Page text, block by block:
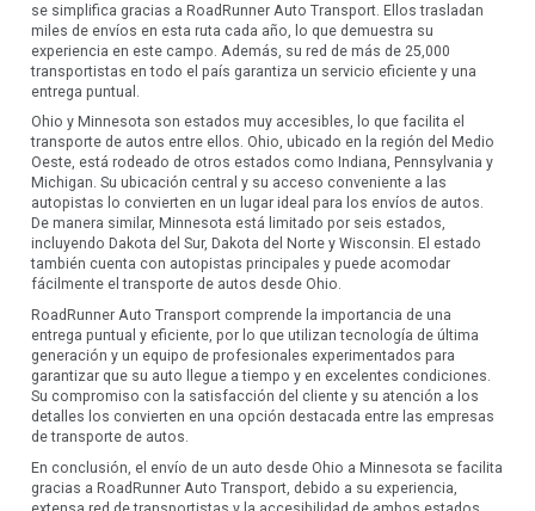
se simplifica gracias a RoadRunner Auto Transport. Ellos trasladan
miles de envíos en esta ruta cada año, lo que demuestra su
experiencia en este campo. Además, su red de más de 25,000
transportistas en todo el país garantiza un servicio eficiente y una
entrega puntual.
Ohio y Minnesota son estados muy accesibles, lo que facilita el
transporte de autos entre ellos. Ohio, ubicado en la región del Medio
Oeste, está rodeado de otros estados como Indiana, Pennsylvania y
Michigan. Su ubicación central y su acceso conveniente a las
autopistas lo convierten en un lugar ideal para los envíos de autos.
De manera similar, Minnesota está limitado por seis estados,
incluyendo Dakota del Sur, Dakota del Norte y Wisconsin. El estado
también cuenta con autopistas principales y puede acomodar
fácilmente el transporte de autos desde Ohio.
RoadRunner Auto Transport comprende la importancia de una
entrega puntual y eficiente, por lo que utilizan tecnología de última
generación y un equipo de profesionales experimentados para
garantizar que su auto llegue a tiempo y en excelentes condiciones.
Su compromiso con la satisfacción del cliente y su atención a los
detalles los convierten en una opción destacada entre las empresas
de transporte de autos.
En conclusión, el envío de un auto desde Ohio a Minnesota se facilita
gracias a RoadRunner Auto Transport, debido a su experiencia,